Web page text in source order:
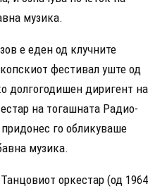
музика.
е еден од клучните
фестивал уште од
долгогодишен диригент на
на тогашната Радио-
придонес го обликуваше
музика.
оркестар (од 1964